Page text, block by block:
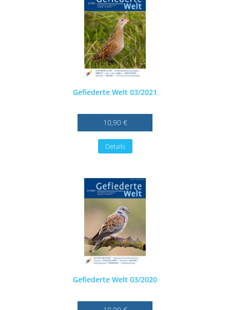
Gefiederte Welt 03/2021
10,90 €
Details
Gefiederte Welt 03/2020